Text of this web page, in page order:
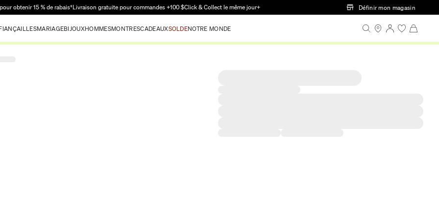
Passer au contenu principal
obtenir 15 % de rabais†Livraison gratuite pour commandes +100 $Click & Collect le même jour+ Définir mon magasin
MARIAGEBIJOUXHOMMESMONTRESCADEAUXSOLDENOTRE MONDE